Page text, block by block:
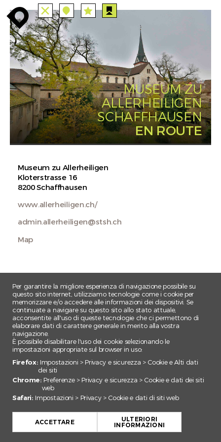
enroute enroute TUTTE station STAZIONI route PERCORSI
event EVENTS
+
close station angebote anreise
MUSEUM ZU
ALLERHEILIGEN
SCHAFFHAUSEN
EN ROUTE
Museum zu Allerheiligen
Kloterstrasse 16
8200 Schaffhausen
www.allerheiligen.ch/
admin.allerheiligen@stsh.ch
Map
Per garantire la migliore esperienza di navigazione possibile su
questo sito internet, utilizziamo tecnologie come i cookie per
memorizzare e/o accedere alle informazioni dei dispositivi. Se
continuate a navigare su questo sito allo stato attuale,
acconsentite all'uso di queste tecnologie che ci permettono di
elaborare dati di carattere generale in merito alla vostra
navigazione.
È possibile disabilitare l'uso dei cookie selezionando le
impostazioni appropriate sul browser in uso:
Firefox: Impostazioni > Privacy e sicurezza > Cookie e Alti dati
dei siti
Chrome: Preferenze > Privacy e sicurezza > Cookie e dati dei siti
web
Safari: Impostazioni > Privacy > Cookie e dati di siti web
ACCETTARE ULTERIORI
INFORMAZIONI